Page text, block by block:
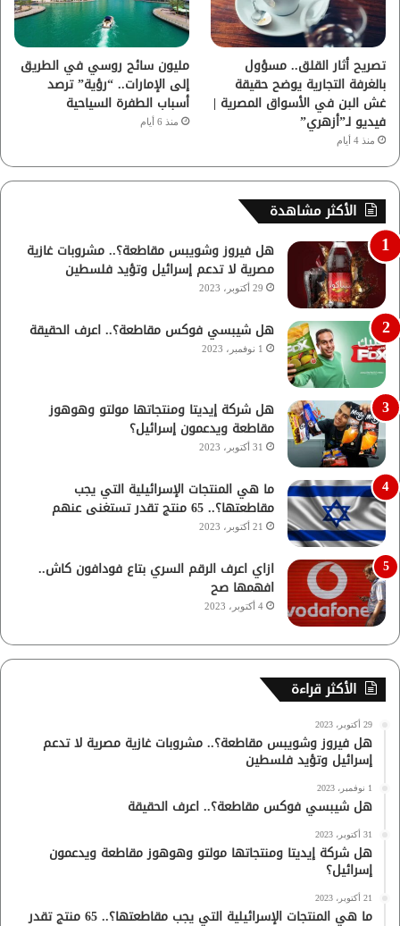
تصريح أثار القلق.. مسؤول
بالغرفة التجارية يوضح حقيقة
غش البن في الأسواق المصرية |
فيديو لـ”أزهري”
منذ 4 أيام
مليون سائح روسي في الطريق
إلى الإمارات.. “رؤية” ترصد
أسباب الطفرة السياحية
منذ 6 أيام
الأكثر مشاهدة
هل فيروز وشويبس مقاطعة؟.. مشروبات غازية
مصرية لا تدعم إسرائيل وتؤيد فلسطين
29 أكتوبر، 2023
هل شيبسي فوكس مقاطعة؟.. اعرف الحقيقة
1 نوفمبر، 2023
هل شركة إيديتا ومنتجاتها مولتو وهوهوز
مقاطعة ويدعمون إسرائيل؟
31 أكتوبر، 2023
ما هي المنتجات الإسرائيلية التي يجب
مقاطعتها؟.. 65 منتج تقدر تستغنى عنهم
21 أكتوبر، 2023
ازاي اعرف الرقم السري بتاع فودافون كاش..
افهمها صح
4 أكتوبر، 2023
الأكثر قراءة
29 أكتوبر، 2023
هل فيروز وشويبس مقاطعة؟.. مشروبات غازية مصرية لا تدعم
إسرائيل وتؤيد فلسطين
1 نوفمبر، 2023
هل شيبسي فوكس مقاطعة؟.. اعرف الحقيقة
31 أكتوبر، 2023
هل شركة إيديتا ومنتجاتها مولتو وهوهوز مقاطعة ويدعمون
إسرائيل؟
21 أكتوبر، 2023
ما هي المنتجات الإسرائيلية التي يجب مقاطعتها؟.. 65 منتج تقدر